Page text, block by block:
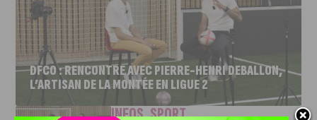
DFCO : RENCONTRE AVEC PIERRE-HENRI DEBALLON,
L’ARTISAN DE LA MONTÉE EN LIGUE 2
INFOS,SPORT